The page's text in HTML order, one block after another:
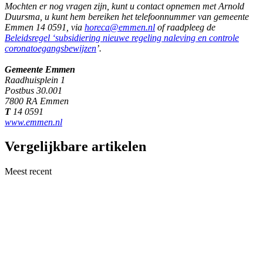
Mochten er nog vragen zijn, kunt u contact opnemen met Arnold
Duursma, u kunt hem bereiken het telefoonnummer van gemeente
Emmen 14 0591, via horeca@emmen.nl of raadpleeg de
Beleidsregel ‘subsidiering nieuwe regeling naleving en controle
coronatoegangsbewijzen’.
Gemeente Emmen
Raadhuisplein 1
Postbus 30.001
7800 RA Emmen
T14 0591
www.emmen.nl
Vergelijkbare artikelen
Meest recent